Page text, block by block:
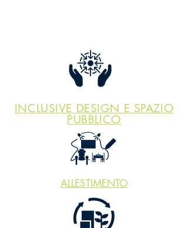
INCLUSIVE DESIGN E SPAZIO
PUBBLICO
ALLESTIMENTO